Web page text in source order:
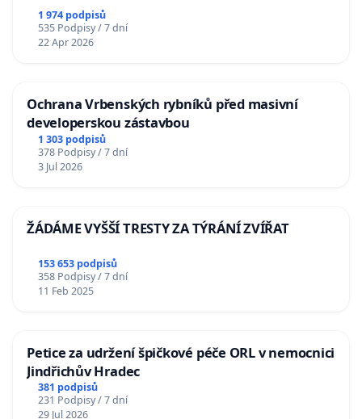
1 974 podpisů
535 Podpisy / 7 dní
22 Apr 2026
Ochrana Vrbenských rybníků před masivní
developerskou zástavbou
1 303 podpisů
378 Podpisy / 7 dní
3 Jul 2026
ŽÁDÁME VYŠŠÍ TRESTY ZA TÝRÁNÍ ZVÍŘAT
153 653 podpisů
358 Podpisy / 7 dní
11 Feb 2025
Petice za udržení špičkové péče ORL v nemocnici
Jindřichův Hradec
381 podpisů
231 Podpisy / 7 dní
29 Jul 2026